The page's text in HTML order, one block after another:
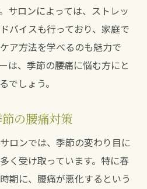
サロンによっては、ストレッ
バイスも行っており、家庭で
ア方法を学べるのも魅力で
は、季節の腰痛に悩む方にと
でしょう。
の腰痛対策
ロンでは、季節の変わり目に
く受け取っています。特に春
期に、腰痛が悪化するという